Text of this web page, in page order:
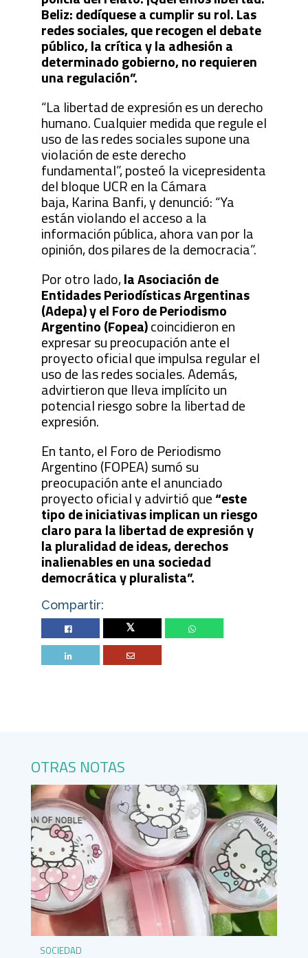
Beliz: dedíquese a cumplir su rol. Las
redes sociales, que recogen el debate
público, la crítica y la adhesión a
determinado gobierno, no requieren
una regulación”.
“La libertad de expresión es un derecho
humano. Cualquier medida que regule el
uso de las redes sociales supone una
violación de este derecho
fundamental”, posteó la vicepresidenta
del bloque UCR en la Cámara
baja, Karina Banfi, y denunció: “Ya
están violando el acceso a la
información pública, ahora van por la
opinión, dos pilares de la democracia”.
Por otro lado,la Asociación de
Entidades Periodísticas Argentinas
(Adepa) y el Foro de Periodismo
Argentino (Fopea)coincidieron en
expresar su preocupación ante el
proyecto oficial que impulsa regular el
uso de las redes sociales. Además,
advirtieron que lleva implícito un
potencial riesgo sobre la libertad de
expresión.
En tanto, el Foro de Periodismo
Argentino (FOPEA) sumó su
preocupación ante el anunciado
proyecto oficial y advirtió que“este
tipo de iniciativas implican un riesgo
claro para la libertad de expresión y
la pluralidad de ideas, derechos
inalienables en una sociedad
democrática y pluralista”.
Compartir:
Twitter
OTRAS NOTAS
SOCIEDAD